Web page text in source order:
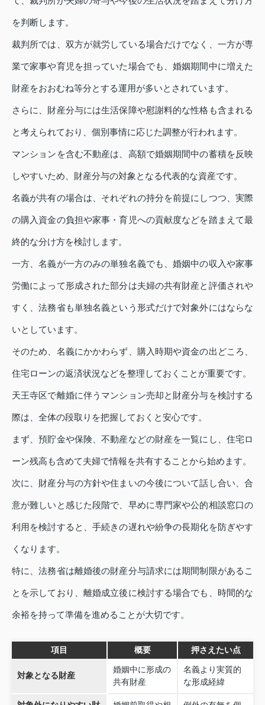
を判断します。
裁判所では、双方が就労している場合だけでなく、一方が専
業で家事や育児を担っていた場合でも、婚姻期間中に増えた
財産をおおむね等分とする運用が多いとされています。
さらに、財産分与には生活保障や慰謝料的な性格も含まれる
と考えられており、個別事情に応じた調整が行われます。
マンションを含む不動産は、高額で婚姻期間中の蓄積を反映
しやすいため、財産分与の対象となる代表的な資産です。
名義が共有の場合は、それぞれの持分を前提にしつつ、実際
の購入資金の負担や家事・育児への貢献度などを踏まえて最
終的な分け方を検討します。
一方、名義が一方のみの単独名義でも、婚姻中の収入や家事
労働によって形成された部分は夫婦の共有財産と評価されや
すく、法務省も単独名義という形式だけで対象外にはならな
いとしています。
そのため、名義にかかわらず、購入時期や資金の出どころ、
住宅ローンの返済状況などを整理しておくことが重要です。
天王寺区で離婚に伴うマンション売却と財産分与を検討する
際は、全体の段取りを把握しておくと安心です。
まず、預貯金や保険、不動産などの財産を一覧にし、住宅ロ
ーン残高も含めて夫婦で情報を共有することから始めます。
次に、財産分与の方針や住まいの今後について話し合い、合
意が難しいと感じた段階で、早めに専門家や公的相談窓口の
利用を検討すると、手続きの遅れや紛争の長期化を防ぎやす
くなります。
特に、法務省は離婚後の財産分与請求には期間制限があるこ
とを示しており、離婚成立後に検討する場合でも、時間的な
余裕を持って準備を進めることが大切です。
項目 概要 押さえたい点
対象となる財産
婚姻中に形成の
共有財産
名義より実質的
な形成経緯